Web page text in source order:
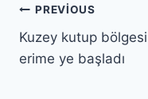
Yazı
gezinmesi
PREVIOUS
Kuzey kutup bölgesi
erime ye başladı